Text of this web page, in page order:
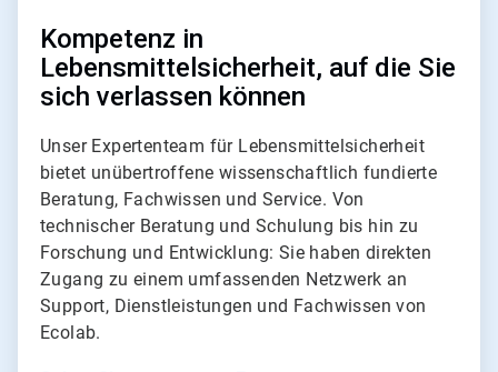
Kompetenz in
Lebensmittelsicherheit, auf die Sie
sich verlassen können
Unser Expertenteam für Lebensmittelsicherheit
bietet unübertroffene wissenschaftlich fundierte
Beratung, Fachwissen und Service. Von
technischer Beratung und Schulung bis hin zu
Forschung und Entwicklung: Sie haben direkten
Zugang zu einem umfassenden Netzwerk an
Support, Dienstleistungen und Fachwissen von
Ecolab.